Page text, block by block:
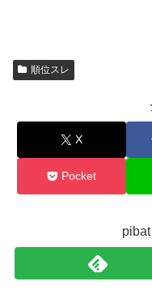
順位スレ
X
Pocket